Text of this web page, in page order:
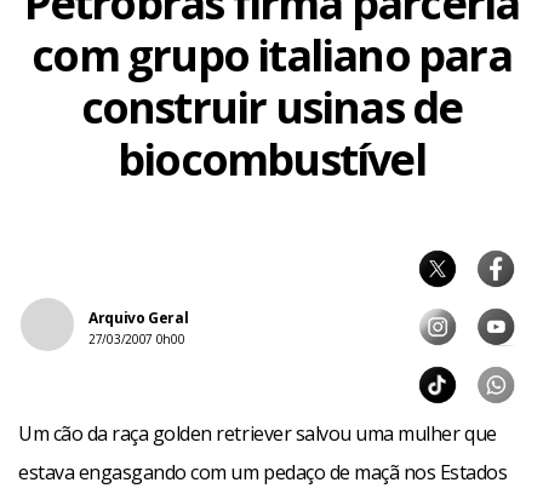
com grupo italiano para
construir usinas de
biocombustível
Arquivo Geral
27/03/2007 0h00
Um cão da raça golden retriever salvou uma mulher que
estava engasgando com um pedaço de maçã nos Estados